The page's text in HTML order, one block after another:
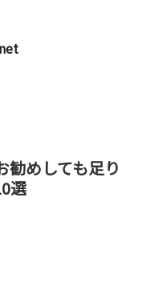
勧めしても足り
選